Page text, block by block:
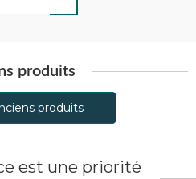
produits
produits
est une priorité